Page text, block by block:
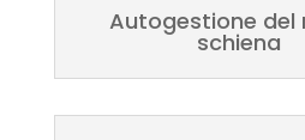
Autogestione del
schiena